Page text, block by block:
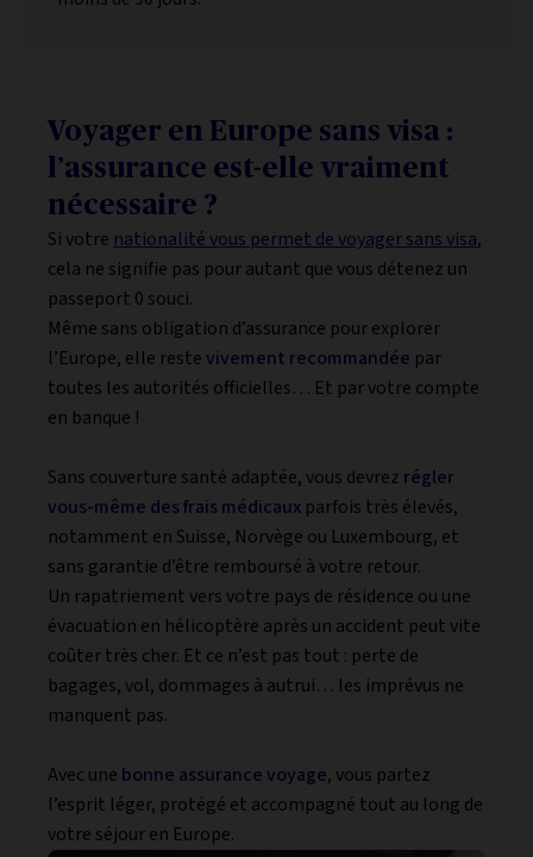
Voyager en Europe sans visa :
l’assurance est-elle vraiment
nécessaire ?
Si votre nationalité vous permet de voyager sans visa,
cela ne signifie pas pour autant que vous détenez un
passeport 0 souci.
Même sans obligation d’assurance pour explorer
l’Europe, elle restevivement recommandée par
toutes les autorités officielles… Et par votre compte
en banque !
Sans couverture santé adaptée, vous devrez régler
vous-même des frais médicaux parfois très élevés,
notamment en Suisse, Norvège ou Luxembourg, et
sans garantie d’être remboursé à votre retour.
Un rapatriement vers votre pays de résidence ou une
évacuation en hélicoptère après un accident peut vite
coûter très cher. Et ce n’est pas tout : perte de
bagages, vol, dommages à autrui… les imprévus ne
manquent pas.
Avec une bonne assurance voyage, vous partez
l’esprit léger, protégé et accompagné tout au long de
votre séjour en Europe.